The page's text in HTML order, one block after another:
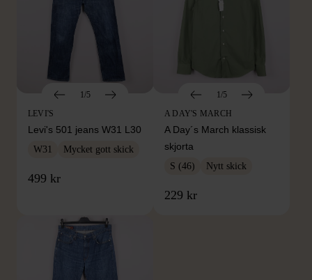
1/5
LEVI'S
Levi's 501 jeans W31 L30
W31 Mycket gott skick
499 kr
1/5
A DAY'S MARCH
A Day´s March klassisk
skjorta
S (46) Nytt skick
229 kr